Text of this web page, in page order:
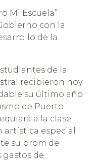
Mi Escuela”
con la
de la
de la
recibieron hoy
su último año
de Puerto
a la clase
especial
su prom de
de